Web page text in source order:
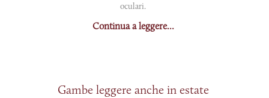
oculari.
Continua a leggere...
Gambe leggere anche in estate